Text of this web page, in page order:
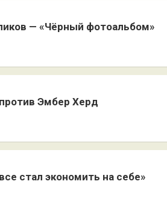
— «Чёрный фотоальбом»
Эмбер Херд
стал экономить на себе»